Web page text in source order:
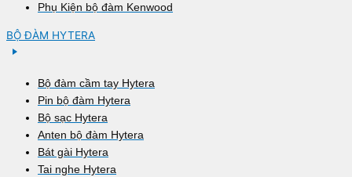
Phụ Kiện bộ đàm Kenwood
BỘ ĐÀM HYTERA
Bộ đàm cầm tay Hytera
Pin bộ đàm Hytera
Bộ sạc Hytera
Anten bộ đàm Hytera
Bát gài Hytera
Tai nghe Hytera